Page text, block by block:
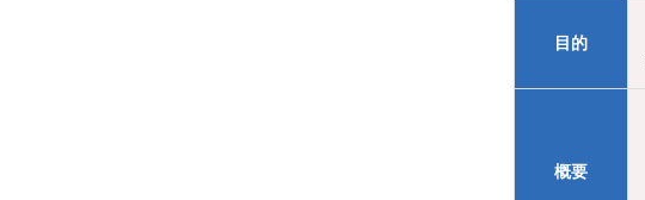
目的
概要